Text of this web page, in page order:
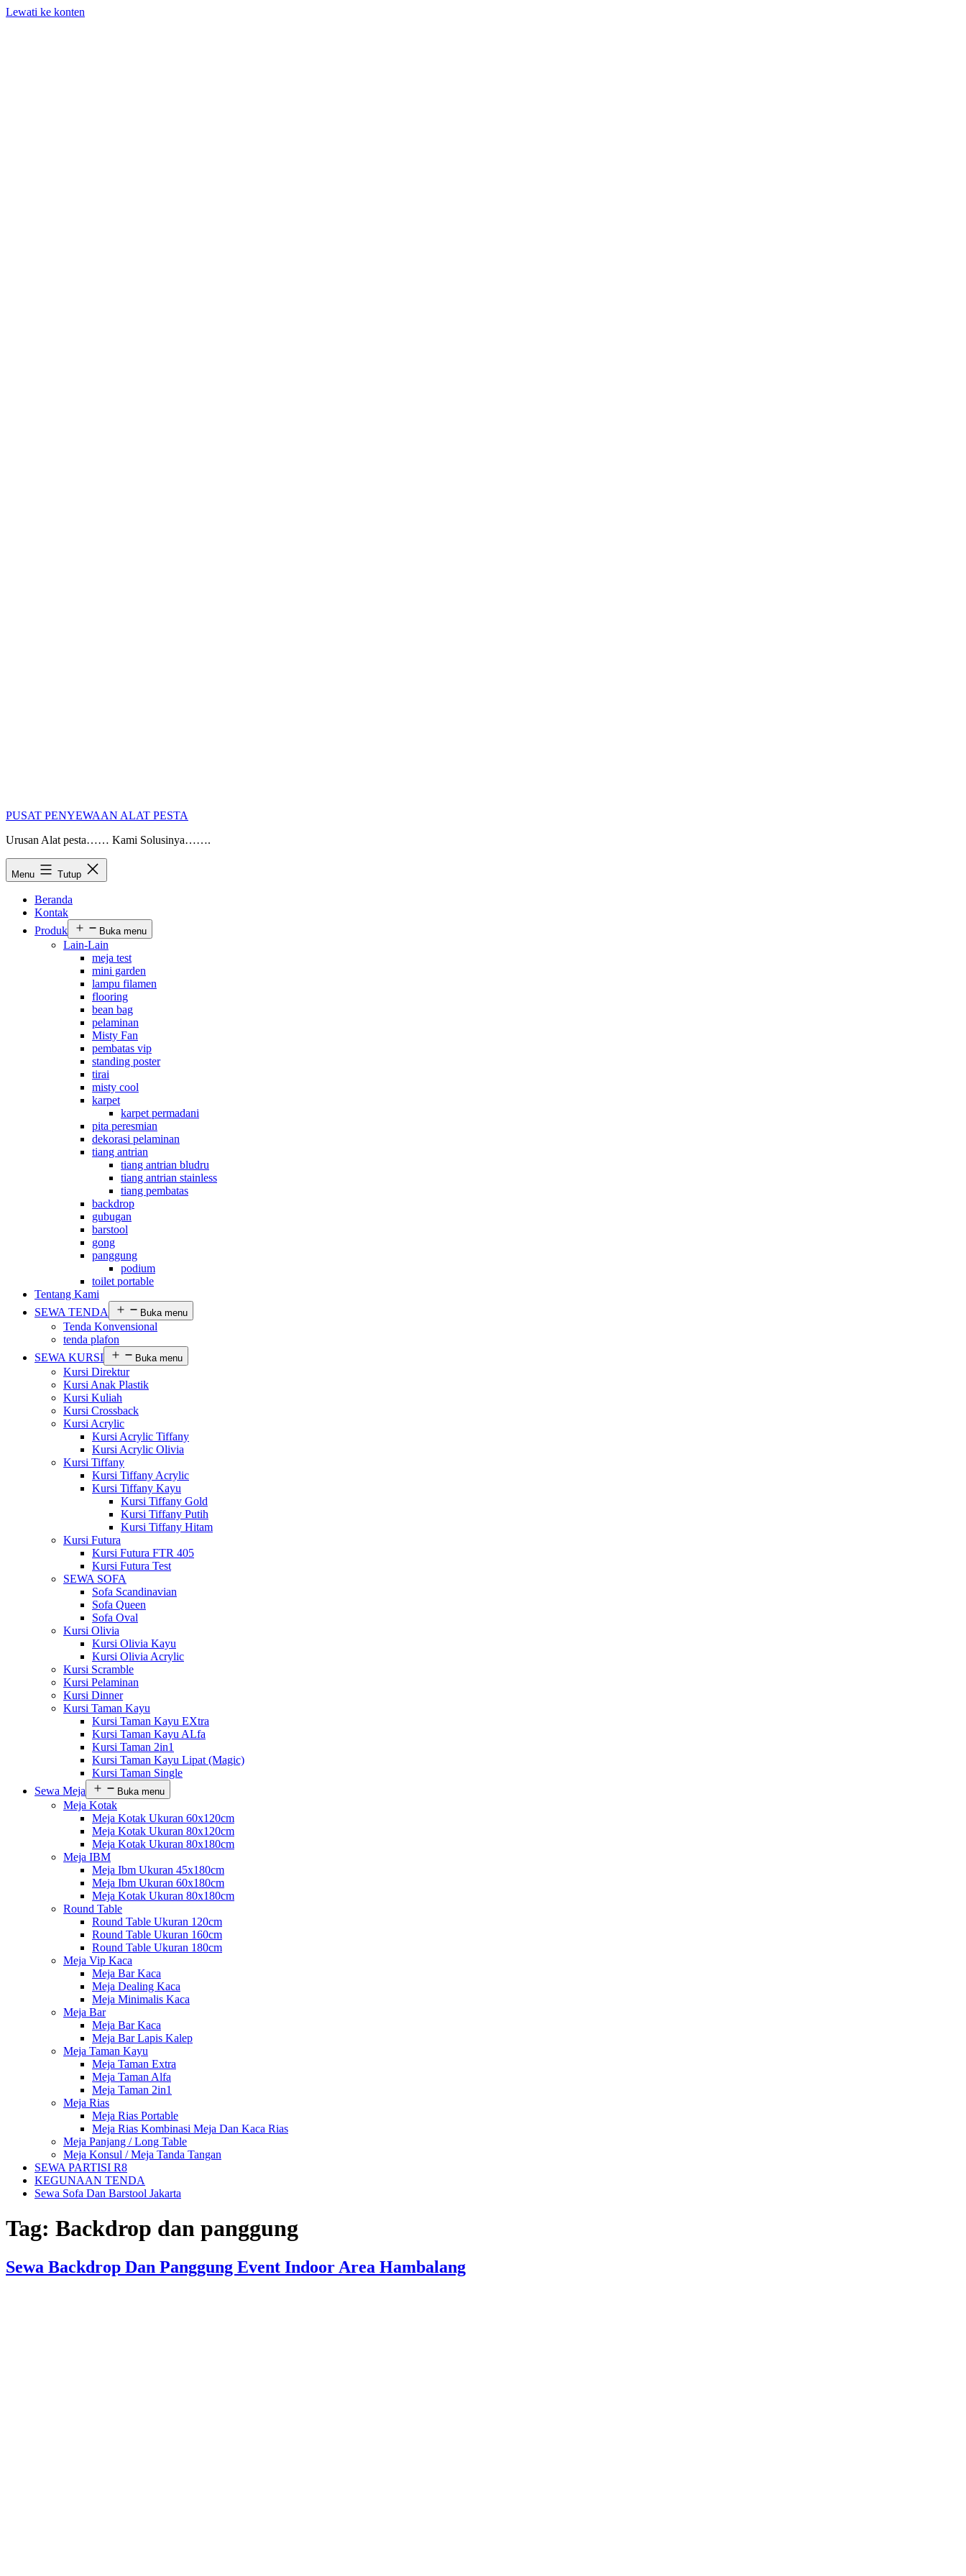
Lewati ke konten
PUSAT PENYEWAAN ALAT PESTA
Urusan Alat pesta…… Kami Solusinya…….
Menu Tutup
Beranda
Kontak
Produk
Buka menu
Lain-Lain
meja test
mini garden
lampu filamen
flooring
bean bag
pelaminan
Misty Fan
pembatas vip
standing poster
tirai
misty cool
karpet
karpet permadani
pita peresmian
dekorasi pelaminan
tiang antrian
tiang antrian bludru
tiang antrian stainless
tiang pembatas
backdrop
gubugan
barstool
gong
panggung
podium
toilet portable
Tentang Kami
SEWA TENDA
Buka menu
Tenda Konvensional
tenda plafon
SEWA KURSI
Buka menu
Kursi Direktur
Kursi Anak Plastik
Kursi Kuliah
Kursi Crossback
Kursi Acrylic
Kursi Acrylic Tiffany
Kursi Acrylic Olivia
Kursi Tiffany
Kursi Tiffany Acrylic
Kursi Tiffany Kayu
Kursi Tiffany Gold
Kursi Tiffany Putih
Kursi Tiffany Hitam
Kursi Futura
Kursi Futura FTR 405
Kursi Futura Test
SEWA SOFA
Sofa Scandinavian
Sofa Queen
Sofa Oval
Kursi Olivia
Kursi Olivia Kayu
Kursi Olivia Acrylic
Kursi Scramble
Kursi Pelaminan
Kursi Dinner
Kursi Taman Kayu
Kursi Taman Kayu EXtra
Kursi Taman Kayu ALfa
Kursi Taman 2in1
Kursi Taman Kayu Lipat (Magic)
Kursi Taman Single
Sewa Meja
Buka menu
Meja Kotak
Meja Kotak Ukuran 60x120cm
Meja Kotak Ukuran 80x120cm
Meja Kotak Ukuran 80x180cm
Meja IBM
Meja Ibm Ukuran 45x180cm
Meja Ibm Ukuran 60x180cm
Meja Kotak Ukuran 80x180cm
Round Table
Round Table Ukuran 120cm
Round Table Ukuran 160cm
Round Table Ukuran 180cm
Meja Vip Kaca
Meja Bar Kaca
Meja Dealing Kaca
Meja Minimalis Kaca
Meja Bar
Meja Bar Kaca
Meja Bar Lapis Kalep
Meja Taman Kayu
Meja Taman Extra
Meja Taman Alfa
Meja Taman 2in1
Meja Rias
Meja Rias Portable
Meja Rias Kombinasi Meja Dan Kaca Rias
Meja Panjang / Long Table
Meja Konsul / Meja Tanda Tangan
SEWA PARTISI R8
KEGUNAAN TENDA
Sewa Sofa Dan Barstool Jakarta
Tag: Backdrop dan panggung
Sewa Backdrop Dan Panggung Event Indoor Area Hambalang